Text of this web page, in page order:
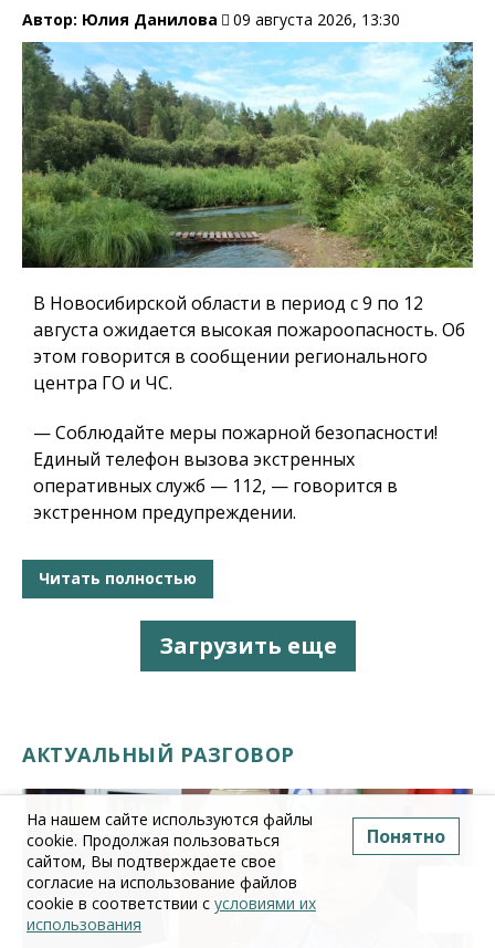
Автор: Юлия Данилова 09 августа 2026, 13:30
В Новосибирской области в период с 9 по 12
августа ожидается высокая пожароопасность. Об
этом говорится в сообщении регионального
центра ГО и ЧС.
— Соблюдайте меры пожарной безопасности!
Единый телефон вызова экстренных
оперативных служб — 112, — говорится в
экстренном предупреждении.
Читать полностью
Загрузить еще
АКТУАЛЬНЫЙ РАЗГОВОР
На нашем сайте используются файлы
cookie. Продолжая пользоваться
сайтом, Вы подтверждаете свое
согласие на использование файлов
cookie в соответствии с условиями их
использования
Понятно